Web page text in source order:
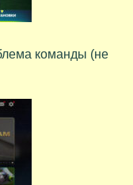
команды (не